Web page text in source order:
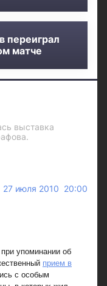
переиграл
матче
выставка
27 июля 2010 20:00
упоминании об
прием в
с особым